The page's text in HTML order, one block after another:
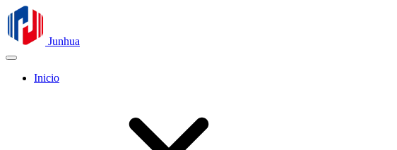
Junhua
Inicio